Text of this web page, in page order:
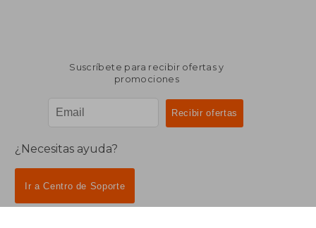
Suscríbete para recibir ofertas y
promociones
¿Necesitas ayuda?
Ir a Centro de Soporte